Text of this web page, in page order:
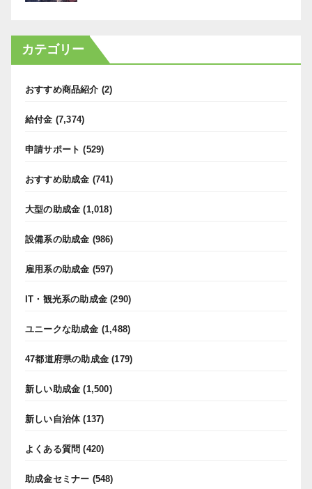
カテゴリー
おすすめ商品紹介 (2)
給付金 (7,374)
申請サポート (529)
おすすめ助成金 (741)
大型の助成金 (1,018)
設備系の助成金 (986)
雇用系の助成金 (597)
IT・観光系の助成金 (290)
ユニークな助成金 (1,488)
47都道府県の助成金 (179)
新しい助成金 (1,500)
新しい自治体(137)
よくある質問 (420)
助成金セミナー (548)